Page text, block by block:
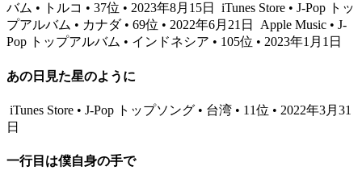
バム • トルコ • 37位 • 2023年8月15日
iTunes Store • J-Pop トッ
プアルバム • カナダ • 69位 • 2022年6月21日
Apple Music • J-
Pop トップアルバム • インドネシア • 105位 • 2023年1月1日
あの日見た星のように
iTunes Store • J-Pop トップソング • 台湾 • 11位 • 2022年3月31
日
一行目は僕自身の手で